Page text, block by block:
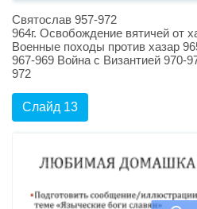
Святослав 957-972
964г. Освобождение вятичей от
Военные походы против хазар
967-969 Война с Византией 970-
972
Слайд 13